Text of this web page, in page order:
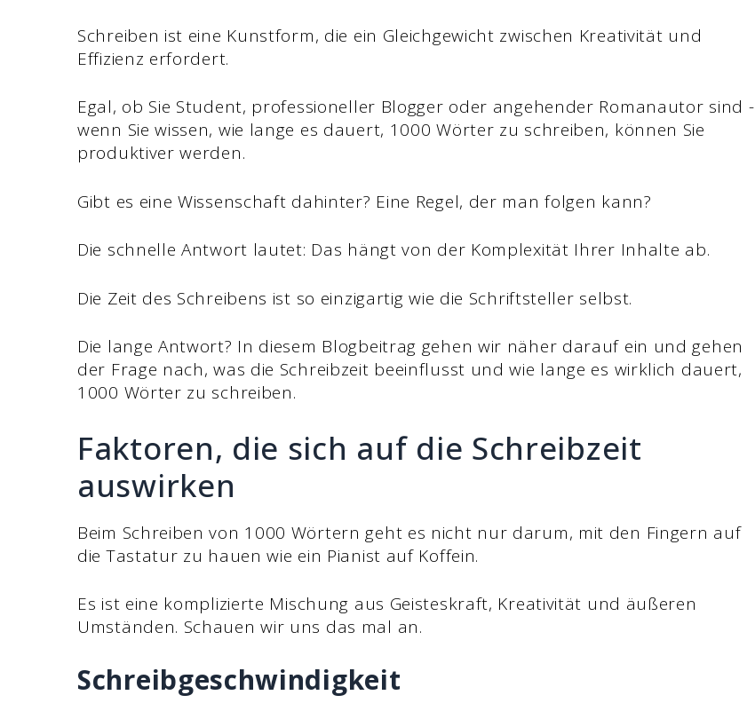
Schreiben ist eine Kunstform, die ein Gleichgewicht zwischen Kreativität und
Effizienz erfordert.
Egal, ob Sie Student, professioneller Blogger oder angehender Romanautor sind -
wenn Sie wissen, wie lange es dauert, 1000 Wörter zu schreiben, können Sie
produktiver werden.
Gibt es eine Wissenschaft dahinter? Eine Regel, der man folgen kann?
Die schnelle Antwort lautet: Das hängt von der Komplexität Ihrer Inhalte ab.
Die Zeit des Schreibens ist so einzigartig wie die Schriftsteller selbst.
Die lange Antwort? In diesem Blogbeitrag gehen wir näher darauf ein und gehen
der Frage nach, was die Schreibzeit beeinflusst und wie lange es wirklich dauert,
1000 Wörter zu schreiben.
Faktoren, die sich auf die Schreibzeit
auswirken
Beim Schreiben von 1000 Wörtern geht es nicht nur darum, mit den Fingern auf
die Tastatur zu hauen wie ein Pianist auf Koffein.
Es ist eine komplizierte Mischung aus Geisteskraft, Kreativität und äußeren
Umständen. Schauen wir uns das mal an.
Schreibgeschwindigkeit